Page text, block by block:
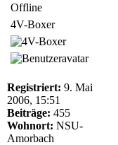
Offline
4V-Boxer
Registriert: 9. Mai
2006, 15:51
Beiträge: 455
Wohnort: NSU-
Amorbach